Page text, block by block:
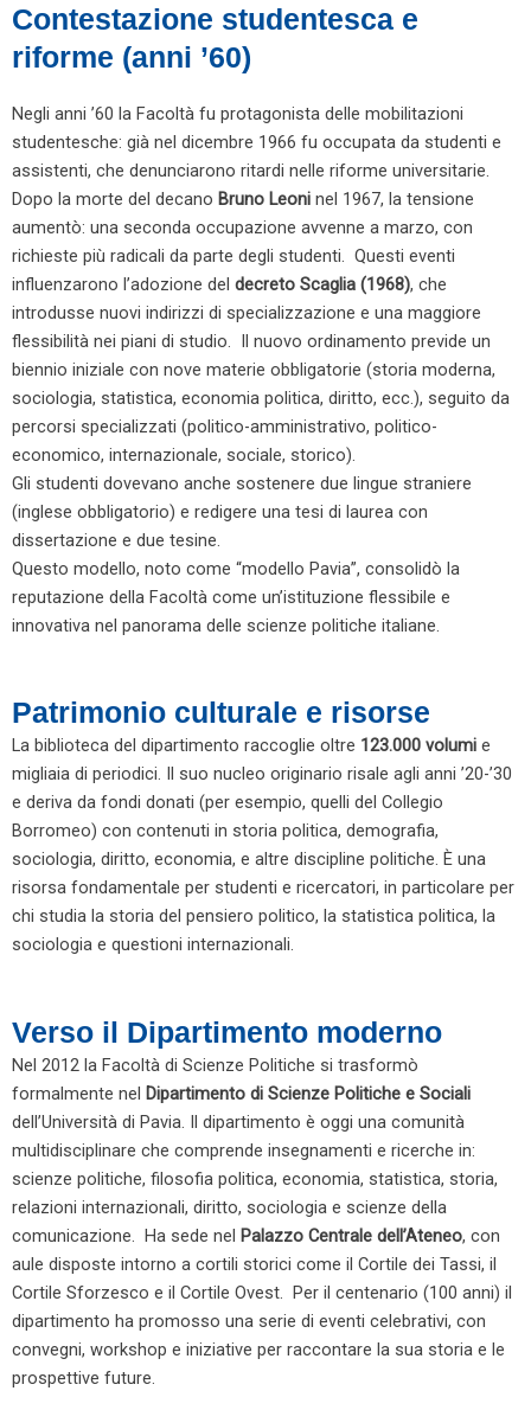
Contestazione studentesca e
riforme (anni ’60)
Negli anni ’60 la Facoltà fu protagonista delle mobilitazioni
studentesche: già nel dicembre 1966 fu occupata da studenti e
assistenti, che denunciarono ritardi nelle riforme universitarie.
Dopo la morte del decano Bruno Leoni nel 1967, la tensione
aumentò: una seconda occupazione avvenne a marzo, con
richieste più radicali da parte degli studenti. Questi eventi
influenzarono l’adozione del decreto Scaglia (1968), che
introdusse nuovi indirizzi di specializzazione e una maggiore
flessibilità nei piani di studio. Il nuovo ordinamento previde un
biennio iniziale con nove materie obbligatorie (storia moderna,
sociologia, statistica, economia politica, diritto, ecc.), seguito da
percorsi specializzati (politico-amministrativo, politico-
economico, internazionale, sociale, storico).
Gli studenti dovevano anche sostenere due lingue straniere
(inglese obbligatorio) e redigere una tesi di laurea con
dissertazione e due tesine.
Questo modello, noto come “modello Pavia”, consolidò la
reputazione della Facoltà come un’istituzione flessibile e
innovativa nel panorama delle scienze politiche italiane.
Patrimonio culturale e risorse
La biblioteca del dipartimento raccoglie oltre 123.000 volumi e
migliaia di periodici. Il suo nucleo originario risale agli anni ’20-’30
e deriva da fondi donati (per esempio, quelli del Collegio
Borromeo) con contenuti in storia politica, demografia,
sociologia, diritto, economia, e altre discipline politiche. È una
risorsa fondamentale per studenti e ricercatori, in particolare per
chi studia la storia del pensiero politico, la statistica politica, la
sociologia e questioni internazionali.
Verso il Dipartimento moderno
Nel 2012 la Facoltà di Scienze Politiche si trasformò
formalmente nel Dipartimento di Scienze Politiche e Sociali
dell’Università di Pavia. Il dipartimento è oggi una comunità
multidisciplinare che comprende insegnamenti e ricerche in:
scienze politiche, filosofia politica, economia, statistica, storia,
relazioni internazionali, diritto, sociologia e scienze della
comunicazione. Ha sede nel Palazzo Centrale dell’Ateneo, con
aule disposte intorno a cortili storici come il Cortile dei Tassi, il
Cortile Sforzesco e il Cortile Ovest. Per il centenario (100 anni) il
dipartimento ha promosso una serie di eventi celebrativi, con
convegni, workshop e iniziative per raccontare la sua storia e le
prospettive future.